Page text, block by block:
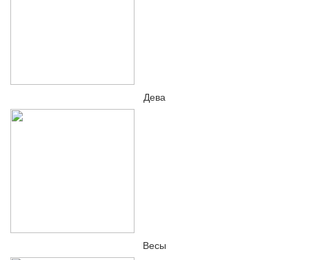
Дева
Весы